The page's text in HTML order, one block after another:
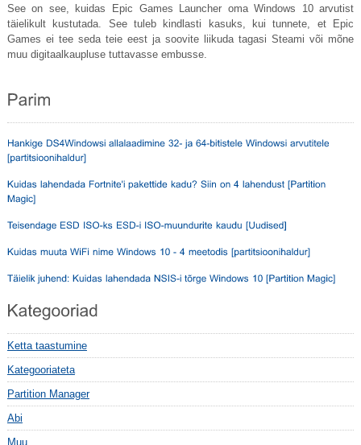
See on see, kuidas Epic Games Launcher oma Windows 10 arvutist
täielikult kustutada. See tuleb kindlasti kasuks, kui tunnete, et Epic
Games ei tee seda teie eest ja soovite liikuda tagasi Steami või mõne
muu digitaalkaupluse tuttavasse embusse.
Ketta taastumine
Kategooriateta
Partition Manager
Abi
Muu